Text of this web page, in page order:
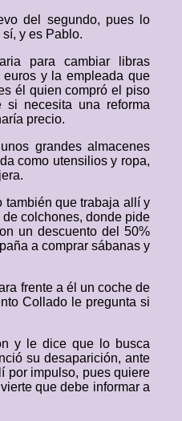
del segundo, pues lo
y es Pablo.
para cambiar libras
y la empleada que
él quien compró el piso
necesita una reforma
precio.
grandes almacenes
como utensilios y ropa,
también que trabaja allí y
colchones, donde pide
un descuento del 50%
a comprar sábanas y
frente a él un coche de
Collado le pregunta si
y le dice que lo busca
su desaparición, ante
por impulso, pues quiere
que debe informar a